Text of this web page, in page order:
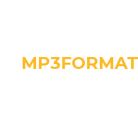
MP3FORMAT